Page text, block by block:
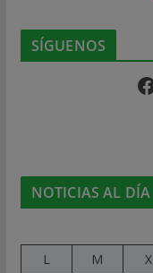
SÍGUENOS
Facebook
NOTICIAS AL DÍA
L
M X